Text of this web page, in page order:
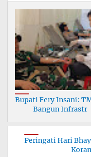
Bupati Fery Insani:
Bangun Infrastr
Peringati Hari